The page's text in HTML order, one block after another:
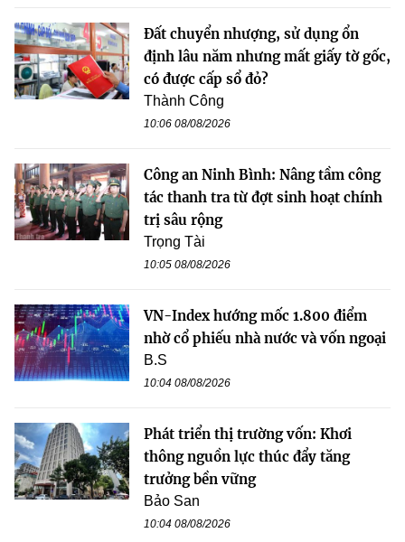
Đất chuyển nhượng, sử dụng ổn
định lâu năm nhưng mất giấy tờ gốc,
có được cấp sổ đỏ?
Thành Công
10:06 08/08/2026
Công an Ninh Bình: Nâng tầm công
tác thanh tra từ đợt sinh hoạt chính
trị sâu rộng
Trọng Tài
10:05 08/08/2026
VN-Index hướng mốc 1.800 điểm
nhờ cổ phiếu nhà nước và vốn ngoại
B.S
10:04 08/08/2026
Phát triển thị trường vốn: Khơi
thông nguồn lực thúc đẩy tăng
trưởng bền vững
Bảo San
10:04 08/08/2026